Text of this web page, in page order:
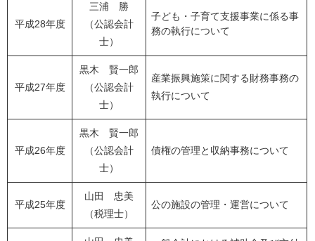
平成28年度
三浦 勝
（公認会計
士）
子ども・子育て支援事業に係る事
務の執行について
平成27年度
黒木 賢一郎
（公認会計
士）
産業振興施策に関する財務事務の
執行について
平成26年度
黒木 賢一郎
（公認会計
士）
債権の管理と収納事務について
平成25年度
山田 忠美
（税理士）
公の施設の管理・運営について